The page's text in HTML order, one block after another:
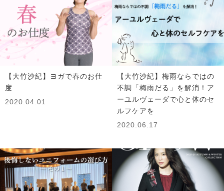
【大竹沙紀】ヨガで春のお仕
度
2020.04.01
【大竹沙紀】梅雨ならではの
不調「梅雨だる」を解消！ア
ーユルヴェーダで心と体のセ
ルフケアを
2020.06.17